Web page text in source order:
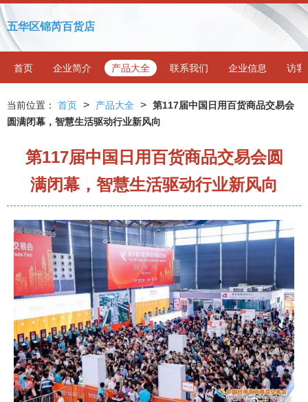
五华区锦芮百货店
首页 企业简介 产品大全 联系我们 企业信息 访客
当前位置： 首页 > 产品大全 > 第117届中国日用百货商品交易会
圆满闭幕，智慧生活驱动行业新风向
第117届中国日用百货商品交易会圆
满闭幕，智慧生活驱动行业新风向